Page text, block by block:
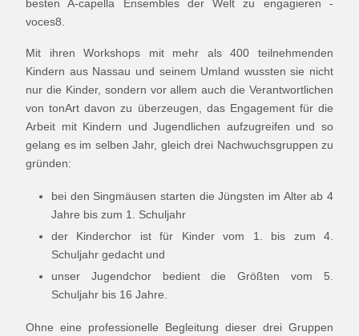
besten A-capella Ensembles der Welt zu engagieren -
voces8.
Mit ihren Workshops mit mehr als 400 teilnehmenden
Kindern aus Nassau und seinem Umland wussten sie nicht
nur die Kinder, sondern vor allem auch die Verantwortlichen
von tonArt davon zu überzeugen, das Engagement für die
Arbeit mit Kindern und Jugendlichen aufzugreifen und so
gelang es im selben Jahr, gleich drei Nachwuchsgruppen zu
gründen:
bei den Singmäusen starten die Jüngsten im Alter ab 4
Jahre bis zum 1. Schuljahr
der Kinderchor ist für Kinder vom 1. bis zum 4.
Schuljahr gedacht und
unser Jugendchor bedient die Größten vom 5.
Schuljahr bis 16 Jahre.
Ohne eine professionelle Begleitung dieser drei Gruppen